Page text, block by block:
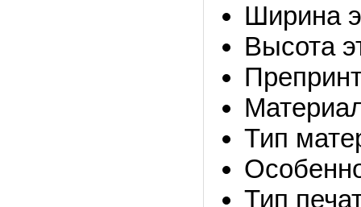
Ширина
Высота
Тип
Тип